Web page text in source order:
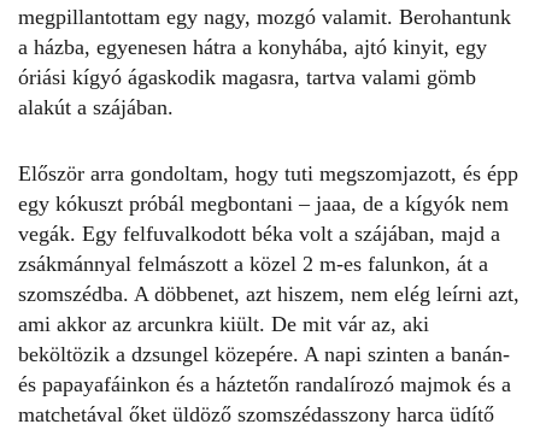
megpillantottam egy nagy, mozgó valamit. Berohantunk
a házba, egyenesen hátra a konyhába, ajtó kinyit, egy
óriási kígyó ágaskodik magasra, tartva valami gömb
alakút a szájában.
Először arra gondoltam, hogy tuti megszomjazott, és épp
egy kókuszt próbál megbontani – jaaa, de a kígyók nem
vegák. Egy felfuvalkodott béka volt a szájában, majd a
zsákmánnyal felmászott a közel 2 m-es falunkon, át a
szomszédba. A döbbenet, azt hiszem, nem elég leírni azt,
ami akkor az arcunkra kiült. De mit vár az, aki
beköltözik a dzsungel közepére. A napi szinten a banán-
és papayafáinkon és a háztetőn randalírozó majmok és a
matchetával őket üldöző szomszédasszony harca üdítő